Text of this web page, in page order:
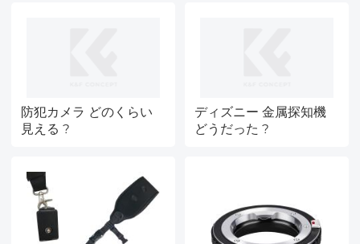
防犯カメラ どのくらい
見える ?
ディズニー 金属探知機
どうだった ?